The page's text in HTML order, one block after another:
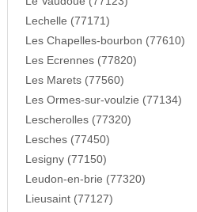
Lechelle (77171)
Les Chapelles-bourbon (77610)
Les Ecrennes (77820)
Les Marets (77560)
Les Ormes-sur-voulzie (77134)
Lescherolles (77320)
Lesches (77450)
Lesigny (77150)
Leudon-en-brie (77320)
Lieusaint (77127)